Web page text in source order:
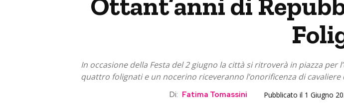
In occasione della Festa del 2 giugno la città si ritroverà in piazza
quattro folignati e un nocerino riceveranno l’onorificenza di
Di: Fatima Tomassini Pubblicato il 1 Giugno